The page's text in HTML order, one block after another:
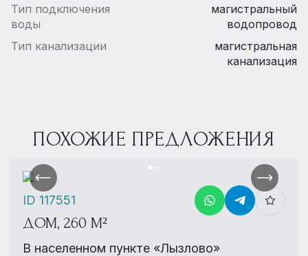
Тип подключения
воды
магистральный
водопровод
Тип канализации
магистральная
канализация
ПОХОЖИЕ ПРЕДЛОЖЕНИЯ
ДОМ, 260 М²
В населенном пункте «Лызлово»
ID 117551